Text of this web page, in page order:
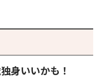
身いいかも！